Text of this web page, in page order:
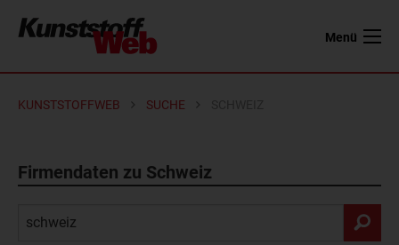
Menü
KUNSTSTOFFWEB SUCHE
Firmendaten zu Schweiz